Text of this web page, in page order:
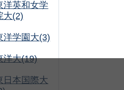
洋英和女学
大(2)
洋学園大(3)
洋大(19)
日本国際大